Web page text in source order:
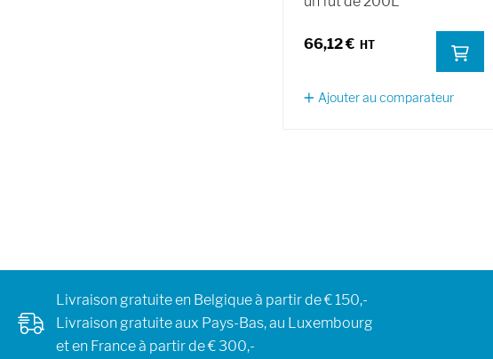
66,12 €
Ajouter au comparateur
Livraison gratuite en Belgique à partir de € 150,-
Livraison gratuite aux Pays-Bas, au Luxembourg
et en France à partir de € 300,-